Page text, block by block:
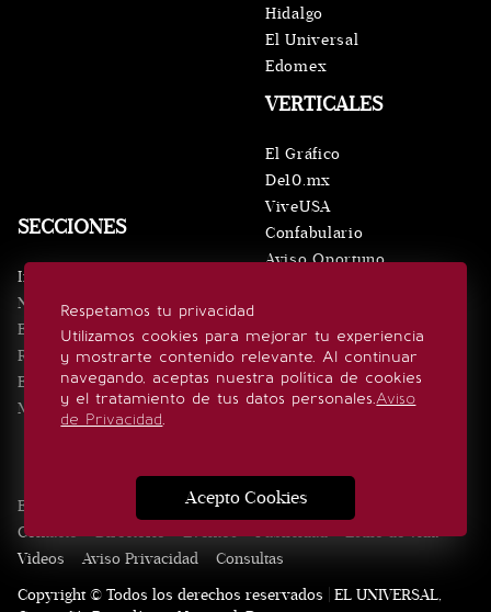
Respetamos tu privacidad
Utilizamos cookies para mejorar tu experiencia
y mostrarte contenido relevante. Al continuar
navegando, aceptas nuestra política de cookies
y el tratamiento de tus datos personales.Aviso
de Privacidad.
Acepto Cookies
SECCIONES
Inicio
Noticias
Eventos
Realeza
Estilo de vida
Minuto x Minuto
VERTICALES
El Gráfico
De10.mx
ViveUSA
Confabulario
Aviso Oportuno
Hidalgo
El Universal
Edomex
SÍGUENOS
Edición Impresa Noticias Quiénes somos
Contacto
Directorio Eventos Publicidad
Estilo de vida
Videos
Aviso Privacidad
Consultas
Copyright © Todos los derechos reservados | EL UNIVERSAL,